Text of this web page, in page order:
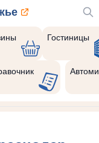
Гостиницы